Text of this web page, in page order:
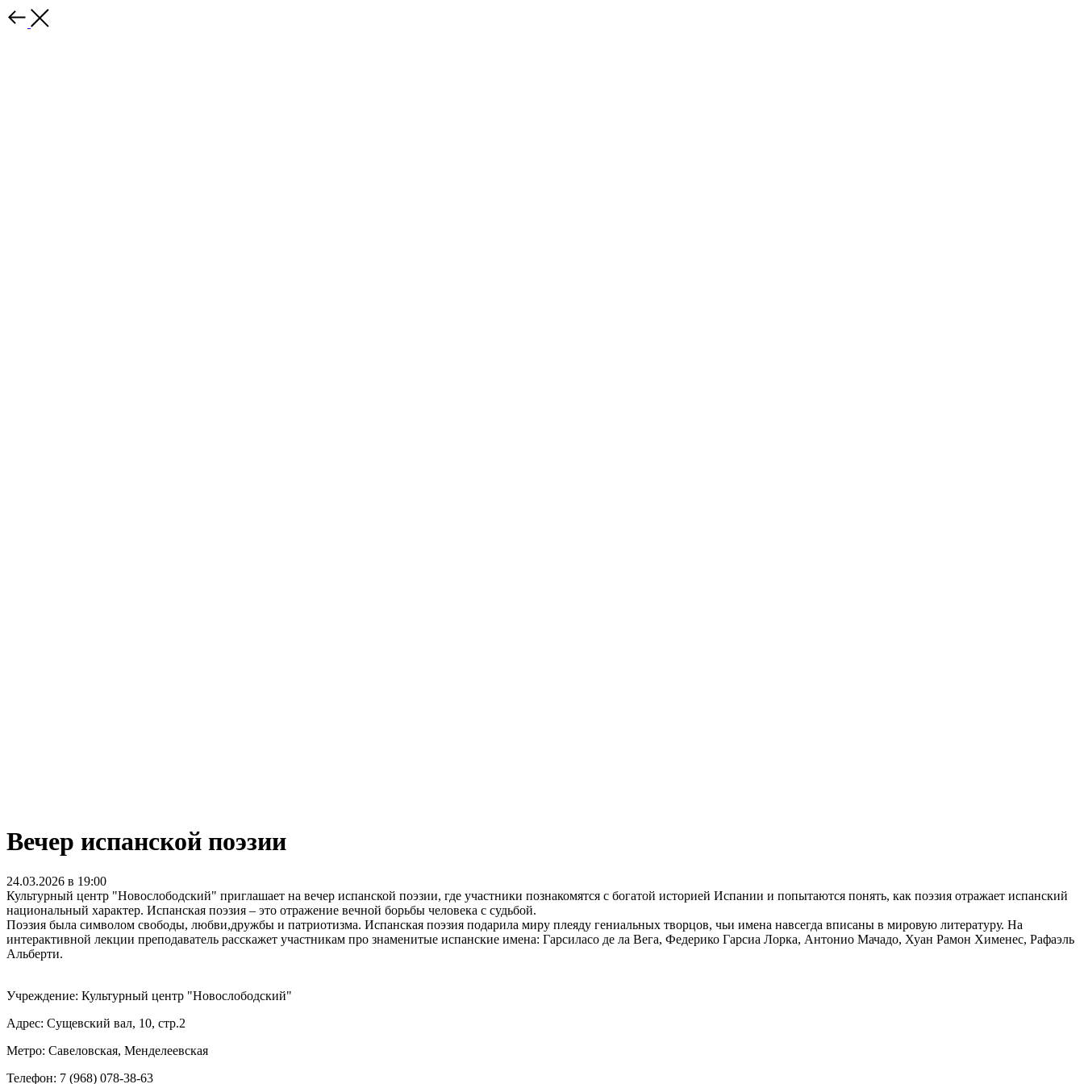
Вечер испанской поэзии
24.03.2026 в 19:00
Культурный центр "Новослободский" приглашает на вечер испанской поэзии, где участники познакомятся с богатой историей Испании и попытаются понять, как поэзия отражает испанский
национальный характер. Испанская поэзия – это отражение вечной борьбы человека с судьбой.
Поэзия была символом свободы, любви,дружбы и патриотизма. Испанская поэзия подарила миру плеяду гениальных творцов, чьи имена навсегда вписаны в мировую литературу. На
интерактивной лекции преподаватель расскажет участникам про знаменитые испанские имена: Гарсиласо де ла Вега, Федерико Гарсиа Лорка, Антонио Мачадо, Хуан Рамон Хименес, Рафаэль
Альберти.
Учреждение: Культурный центр "Новослободский"
Адрес: Сущевский вал, 10, стр.2
Метро: Савеловская, Менделеевская
Телефон: 7 (968) 078-38-63